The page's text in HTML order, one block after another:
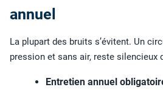
annuel
La plupart des bruits s’évitent. Un
pression et sans air, reste silencieux
Entretien annuel